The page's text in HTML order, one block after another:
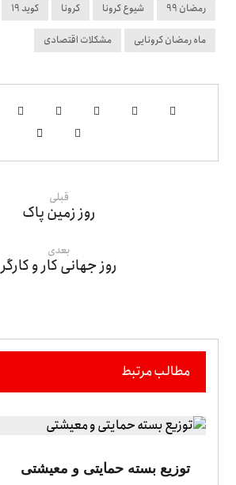
رمضان 99 شیوع کرونا کرونا کوید 19
ماه رمضان کرونایی مشکلات اقتصادی
قبلی
روز زمین پاک
بعدی
روز جهانی کار و کارگر
مطالب مرتبط
توزیع بسته حمایتی و معیشتی